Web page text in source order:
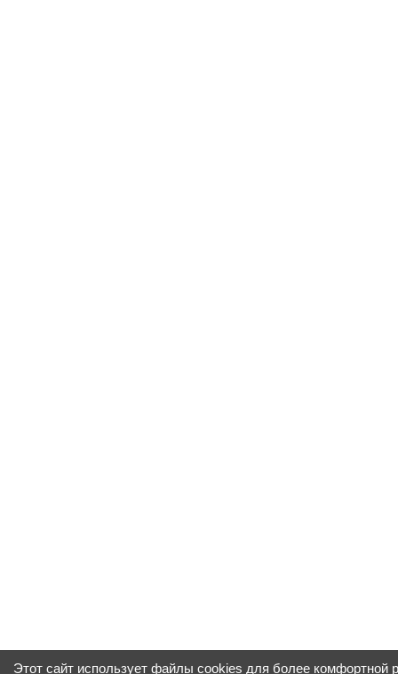
Этот сайт использует файлы cookies для более комфортной